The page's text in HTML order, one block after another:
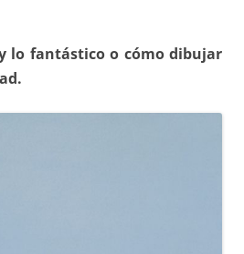
lo fantástico o cómo dibujar